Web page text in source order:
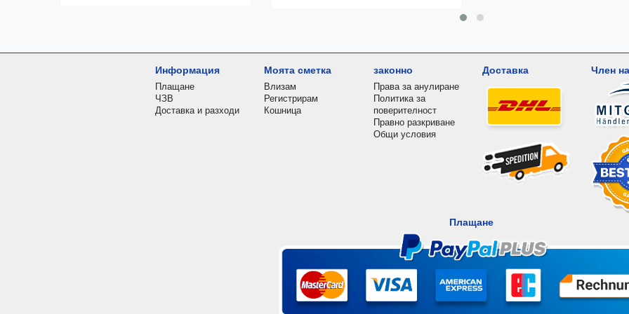
Информация
Плащане
ЧЗВ
Доставка и разходи
Моята сметка
Влизам
Регистрирам
Кошница
законно
Права за анулиране
Политика за
поверителност
Правно разкриване
Общи условия
Доставка Член
Плащане